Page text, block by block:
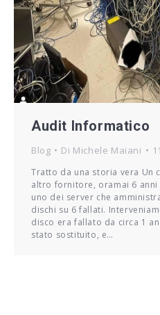
Audit Informatico
Blog Di Michele Maiani
Tratto da una storia vera Un
altro fornitore, oramai 6 anni
uno dei server che
dischi su 6 fallati.
disco era fallato da circa 1
stato sostituito, e…